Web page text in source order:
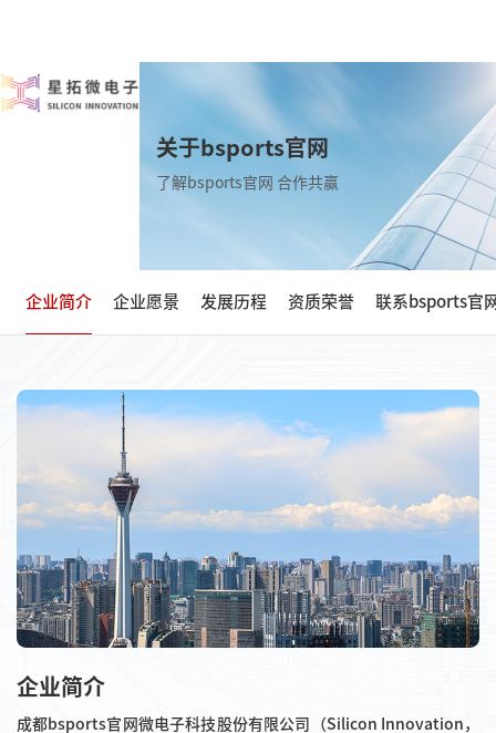
关于bsports官网
了解bsports官网 合作共赢
企业简介 企业愿景 发展历程 资质荣誉 联系bsports官
企业简介
成都bsports官网微电子科技股份有限公司（Silicon Innovation，